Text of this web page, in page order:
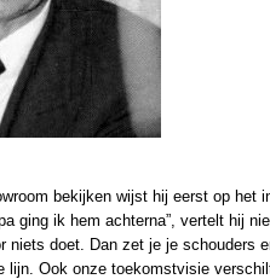
bekijken wijst hij eerst op het
ging ik hem achterna”, vertelt hij
niets doet. Dan zet je je schouders
lijn. Ook onze toekomstvisie